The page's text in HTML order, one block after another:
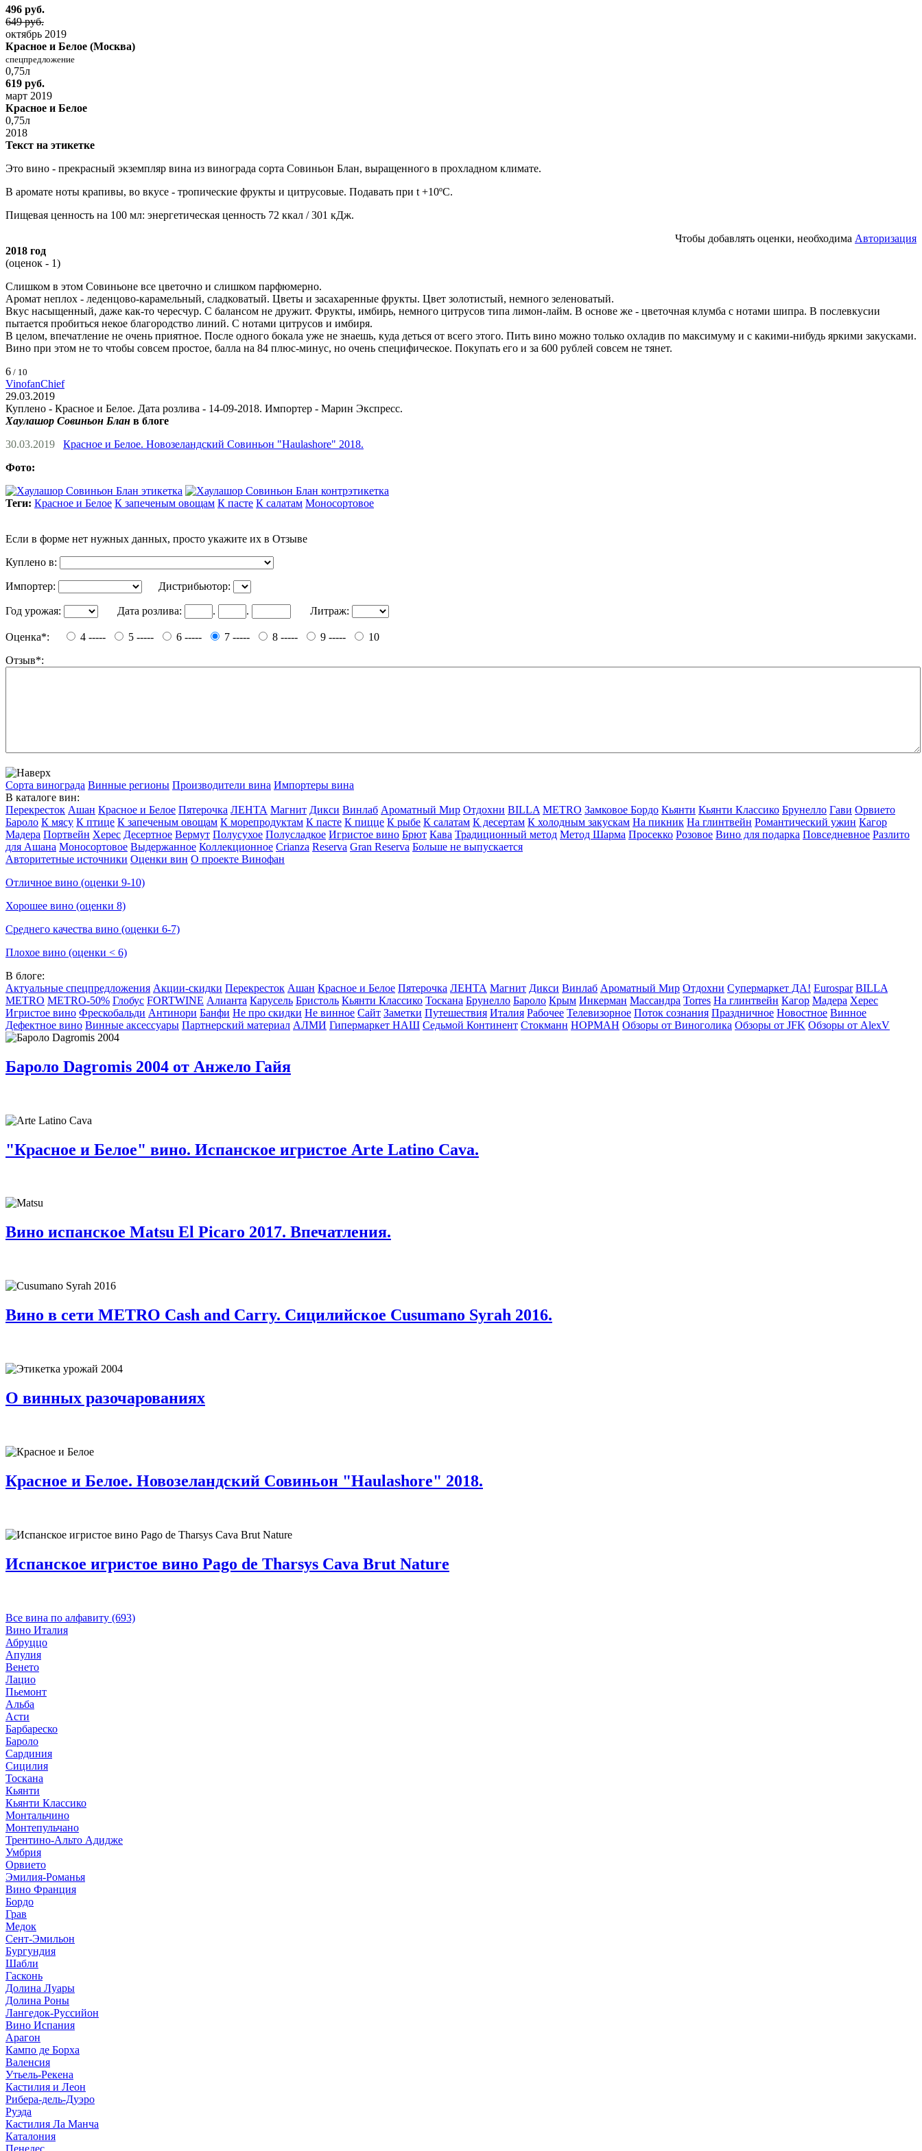
496 руб.
649 руб.
октябрь 2019
Красное и Белое (Москва)
спецпредложение
0,75л
619 руб.
март 2019
Красное и Белое
0,75л
2018
Текст на этикетке
Это вино - прекрасный экземпляр вина из винограда сорта Совиньон Блан, выращенного в прохладном климате.
В аромате ноты крапивы, во вкусе - тропические фрукты и цитрусовые. Подавать при t +10ºC.
Пищевая ценность на 100 мл: энергетическая ценность 72 ккал / 301 кДж.
Чтобы добавлять оценки, необходима Авторизация
2018 год
(оценок - 1)
Слишком в этом Совиньоне все цветочно и слишком парфюмерно.
Аромат неплох - леденцово-карамельный, сладковатый. Цветы и засахаренные фрукты. Цвет золотистый, немного зеленоватый.
Вкус насыщенный, даже как-то чересчур. С балансом не дружит. Фрукты, имбирь, немного цитрусов типа лимон-лайм. В основе же - цветочная клумба с нотами шипра. В послевкусии
пытается пробиться некое благородство линий. С нотами цитрусов и имбиря.
В целом, впечатление не очень приятное. После одного бокала уже не знаешь, куда деться от всего этого. Пить вино можно только охладив по максимуму и с какими-нибудь яркими закусками.
Вино при этом не то чтобы совсем простое, балла на 84 плюс-минус, но очень специфическое. Покупать его и за 600 рублей совсем не тянет.
6 / 10
VinofanChief
29.03.2019
Куплено - Красное и Белое. Дата розлива - 14-09-2018. Импортер - Марин Экспресс.
Хаулашор Совиньон Блан в блоге
30.03.2019
Красное и Белое. Новозеландский Совиньон "Haulashore" 2018.
Фото:
Теги: Красное и Белое К запеченым овощам К пасте К салатам Моносортовое
Если в форме нет нужных данных, просто укажите их в Отзыве
Куплено в:
Импортер: Дистрибьютор:
Год урожая: Дата розлива: . . Литраж:
Оценка*: 4 ----- 5 ----- 6 ----- 7 ----- 8 ----- 9 -----
10
Отзыв*:
Сорта винограда Винные регионы Производители вина Импортеры вина
В каталоге вин:
Перекресток Ашан Красное и Белое Пятерочка ЛЕНТА Магнит Дикси Винлаб Ароматный Мир Отдохни BILLA METRO Замковое Бордо Кьянти Кьянти Классико Брунелло Гави Орвието
Бароло К мясу К птице К запеченым овощам К морепродуктам К пасте К пицце К рыбе К салатам К десертам К холодным закускам На пикник На глинтвейн Романтический ужин Кагор
Мадера Портвейн Херес Десертное Вермут Полусухое Полусладкое Игристое вино Брют Кава Традиционный метод Метод Шарма Просекко Розовое Вино для подарка Повседневное Разлито
для Ашана Моносортовое Выдержанное Коллекционное Crianza Reserva Gran Reserva Больше не выпускается
Авторитетные источники Оценки вин О проекте Винофан
Отличное вино (оценки 9-10)
Хорошее вино (оценки 8)
Среднего качества вино (оценки 6-7)
Плохое вино (оценки < 6)
В блоге:
Актуальные спецпредложения Акции-скидки Перекресток Ашан Красное и Белое Пятерочка ЛЕНТА Магнит Дикси Винлаб Ароматный Мир Отдохни Супермаркет ДА! Eurospar BILLA
METRO METRO-50% Глобус FORTWINE Алианта Карусель Бристоль Кьянти Классико Тоскана Брунелло Бароло Крым Инкерман Массандра Torres На глинтвейн Кагор Мадера Херес
Игристое вино Фрескобальди Антинори Банфи Не про скидки Не винное Сайт Заметки Путешествия Италия Рабочее Телевизорное Поток сознания Праздничное Новостное Винное
Дефектное вино Винные аксессуары Партнерский материал АЛМИ Гипермаркет НАШ Седьмой Континент Стокманн НОРМАН Обзоры от Виноголика Обзоры от JFK Обзоры от AlexV
Бароло Dagromis 2004 от Анжело Гайя
"Красное и Белое" вино. Испанское игристое Arte Latino Cava.
Вино испанское Matsu El Picaro 2017. Впечатления.
Вино в сети METRO Cash and Carry. Сицилийское Cusumano Syrah 2016.
О винных разочарованиях
Красное и Белое. Новозеландский Совиньон "Haulashore" 2018.
Испанское игристое вино Pago de Tharsys Cava Brut Nature
Все вина по алфавиту (693)
Вино Италия
Абруццо
Апулия
Венето
Лацио
Пьемонт
Альба
Асти
Барбареско
Бароло
Сардиния
Сицилия
Тоскана
Кьянти
Кьянти Классико
Монтальчино
Монтепульчано
Трентино-Альто Адидже
Умбрия
Орвието
Эмилия-Романья
Вино Франция
Бордо
Грав
Медок
Сент-Эмильон
Бургундия
Шабли
Гасконь
Долина Луары
Долина Роны
Лангедок-Руссийон
Вино Испания
Арагон
Кампо де Борха
Валенсия
Утьель-Рекена
Кастилия и Леон
Рибера-дель-Дуэро
Руэда
Кастилия Ла Манча
Каталония
Пенедес